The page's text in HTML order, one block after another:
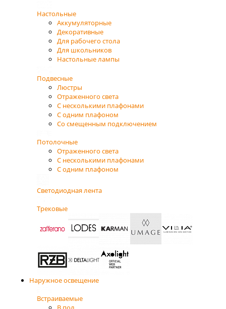
Настольные
Аккумуляторные
Декоративные
Для рабочего стола
Для школьников
Настольные лампы
Подвесные
Люстры
Отраженного света
С несколькими плафонами
С одним плафоном
Со смещенным подключением
Потолочные
Отраженного света
С несколькими плафонами
С одним плафоном
Светодиодная лента
Трековые
Наружное освещение
Встраиваемые